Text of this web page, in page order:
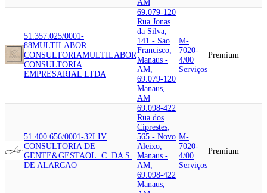
AM
51.357.025/0001-
88MULTILABOR
CONSULTORIAMULTILABOR
CONSULTORIA
EMPRESARIAL LTDA
69.079-120
Rua Jonas
da Silva,
141 - Sao
Francisco,
Manaus -
AM,
69.079-120
Manaus,
AM
M-
7020-
4/00
Serviços
Premium
51.400.656/0001-32LIV
CONSULTORIA DE
GENTE&GESTAOL. C. DA S.
DE ALARCAO
69.098-422
Rua dos
Ciprestes,
565 - Novo
Aleixo,
Manaus -
AM,
69.098-422
Manaus,
M-
7020-
4/00
Serviços
Premium